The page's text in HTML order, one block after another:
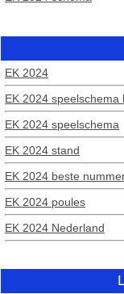
EK 2024
EK 2024 speelschema
EK 2024 speelschema
EK 2024 stand
EK 2024 beste
EK 2024 poules
EK 2024 Nederland